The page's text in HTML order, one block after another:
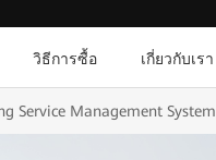
วิธีการซื้อ เกี่ยวกับเรา
Service Management System